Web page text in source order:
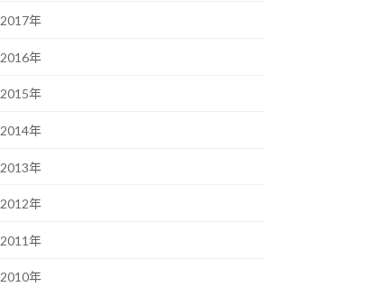
2017年
2016年
2015年
2014年
2013年
2012年
2011年
2010年